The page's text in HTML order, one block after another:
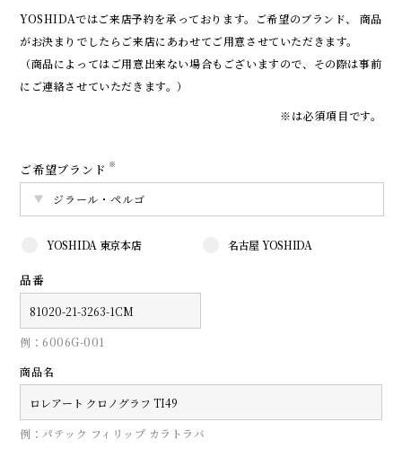
YOSHIDAではご来店予約を承っております。
ご希望のブランド、 商品
がお決まりでしたらご来店にあわせてご用意させていただきます。
（商品によってはご用意出来ない場合もございますので、その際は事前
にご連絡させていただきます。）
※は必須項目です。
ご希望ブランド ※
YOSHIDA 東京本店 名古屋 YOSHIDA
品番
例：6006G-001
商品名
例：パテック フィリップ カラトラバ